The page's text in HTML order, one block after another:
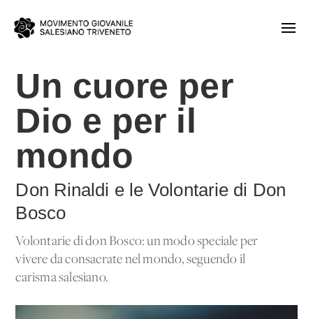
Un cuore per
Dio e per il
mondo
Don Rinaldi e le Volontarie di Don
Bosco
Volontarie di don Bosco: un modo speciale per
vivere da consacrate nel mondo, seguendo il
carisma salesiano.